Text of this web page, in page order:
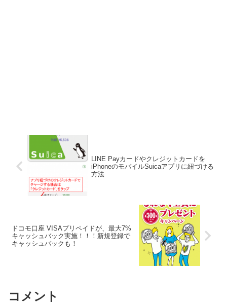
LINE Payカードやクレジットカードを
iPhoneのモバイルSuicaアプリに紐づける
方法
ドコモ口座 VISAプリペイドが、最大7%
キャッシュバック実施！！！新規登録で
キャッシュバックも！
コメント